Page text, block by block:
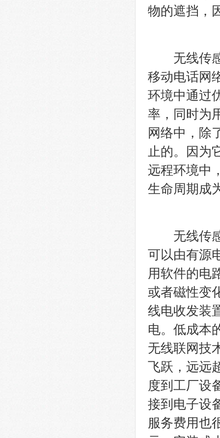
物的遮挡，
无线传感
移动电话网
环境中通过
率，同时为
网络中，除
止的。因为
远程环境中
生命周期成
无线传感
可以由有源
用软件的电
或者磁性变
线电收发装
电。低成本
无线联网技
飞跃，远远
度到工厂设
接到电子设
服务费用也